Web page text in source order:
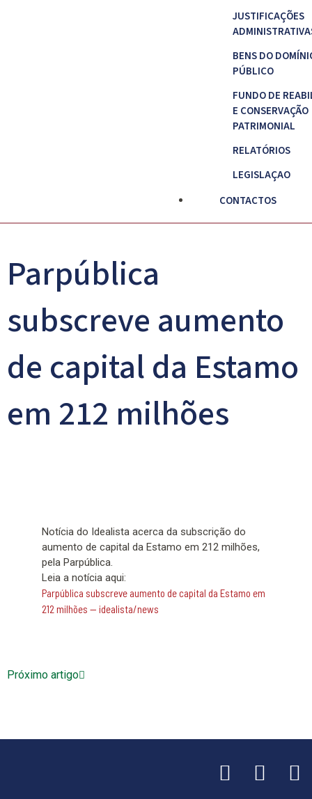
JUSTIFICAÇÕES
BENS DO
PÚBLICO
FUNDO DE
E CONSERVAÇÃO
PATRIMONIAL
RELATÓRIOS
LEGISLAÇAO
CONTACTOS
Parpública
subscreve aumento
de capital da Estamo
em 212 milhões
Notícia do Idealista acerca da subscrição do
aumento de capital da Estamo em 212 milhões,
pela Parpública.
Leia a notícia aqui:
Parpública subscreve aumento de capital da Estamo em
212 milhões — idealista/news
Próximo artigo